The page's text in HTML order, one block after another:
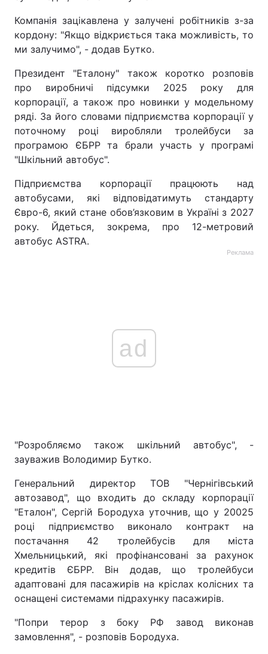
Компанія зацікавлена у залучені робітників з-за
кордону: "Якщо відкриється така можливість, то
ми залучимо", - додав Бутко.
Президент "Еталону" також коротко розповів
про виробничі підсумки 2025 року для
корпорації, а також про новинки у модельному
ряді. За його словами підприємства корпорації у
поточному році виробляли тролейбуси за
програмою ЄБРР та брали участь у програмі
"Шкільний автобус".
Підприємства корпорації працюють над
автобусами, які відповідатимуть стандарту
Євро-6, який стане обов’язковим в Україні з 2027
року. Йдеться, зокрема, про 12-метровий
автобус ASTRA.
Реклама
ad
"Розробляємо також шкільний автобус", -
зауважив Володимир Бутко.
Генеральний директор ТОВ "Чернігівський
автозавод", що входить до складу корпорації
"Еталон", Сергій Бородуха уточнив, що у 20025
році підприємство виконало контракт на
постачання 42 тролейбусів для міста
Хмельницький, які профінансовані за рахунок
кредитів ЄБРР. Він додав, що тролейбуси
адаптовані для пасажирів на кріслах колісних та
оснащені системами підрахунку пасажирів.
"Попри терор з боку РФ завод виконав
замовлення", - розповів Бородуха.